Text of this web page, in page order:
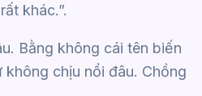
khác.”.
Bằng không cái tên biến
không chịu nổi đâu. Chồng